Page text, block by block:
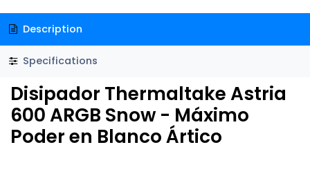
Description
Specifications
Disipador Thermaltake Astria
600 ARGB Snow - Máximo
Poder en Blanco Ártico